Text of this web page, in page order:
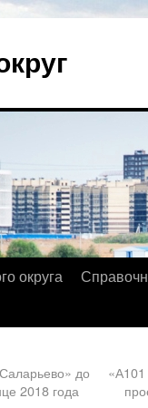
округа
до
2018 года